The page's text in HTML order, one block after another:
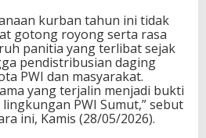
kurban tahun ini tidak
gotong royong serta rasa
panitia yang terlibat sejak
pendistribusian daging
PWI dan masyarakat.
yang terjalin menjadi bukti
PWI Sumut,” sebut
ini, Kamis (28/05/2026).